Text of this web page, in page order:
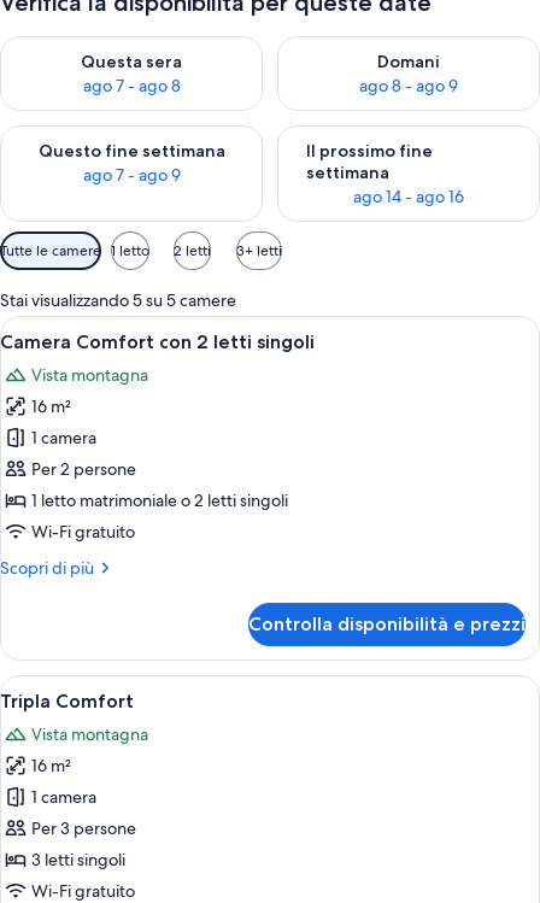
Questa sera
ago 7 - ago 8
Verifica la disponibilità per questa sera, ago 7 - ago 8
Domani
ago 8 - ago 9
Verifica la disponibilità per
Questo fine settimana
ago 7 - ago 9
Verifica la disponibilità per questo fine settimana, ago 7 - ago
Il prossimo fine
settimana
ago 14 - ago 16
Verifica la disponibilità per il
Filtri
disponibili
per
le
camere
Tutte le camere 1 letto 2 letti 3+ letti
Stai visualizzando 5 su 5 camere
Apri
tutte
le
foto
per
Camera
Comfort
con
letti
Una camera d'albergo con due letti,
4
Camera Comfort con 2 letti singoli
Vista montagna
16 m²
1 camera
Per 2 persone
1 letto matrimoniale o 2 letti singoli
Wi-Fi gratuito
Scopri di più
Altri
Comfort
con
2
letti
singoli
Controlla disponibilità e prezzi
Apri
tutte
le
foto
per
Tripla
Comfort
Una camera d'albergo moderna con
5
Tripla Comfort
Vista montagna
16 m²
1 camera
Per 3 persone
3 letti singoli
Wi-Fi gratuito